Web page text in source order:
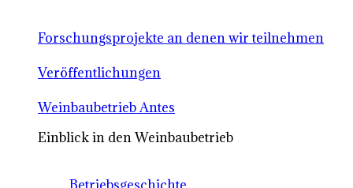
Forschungsprojekte an denen wir teilnehmen
Veröffentlichungen
Weinbaubetrieb Antes
Einblick in den Weinbaubetrieb